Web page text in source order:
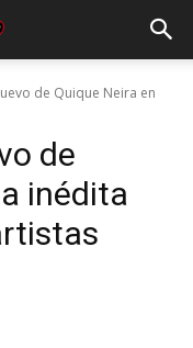
de Quique Neira en
de
inédita